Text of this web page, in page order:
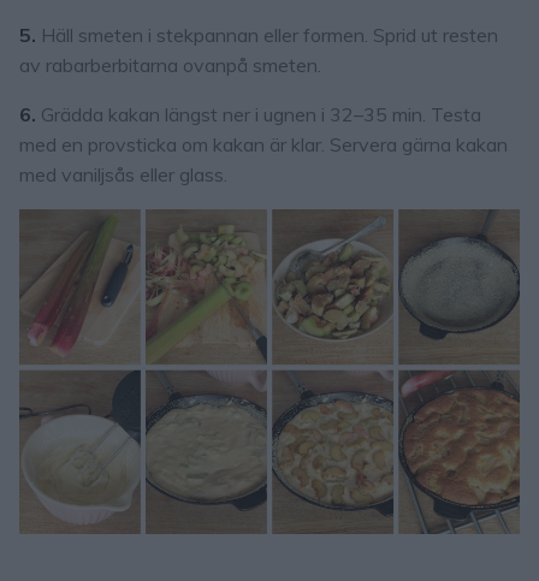
5. Häll smeten i stekpannan eller formen. Sprid ut resten
av rabarberbitarna ovanpå smeten.
6. Grädda kakan längst ner i ugnen i 32–35 min. Testa
med en provsticka om kakan är klar. Servera gärna kakan
med vaniljsås eller glass.